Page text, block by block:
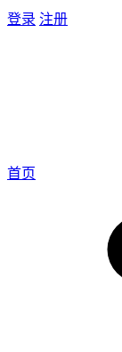
登录 注册
首页